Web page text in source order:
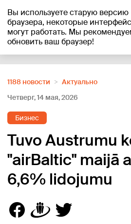
Вы используете старую версию
браузера, некоторые
могут работать. Мы
обновить ваш браузер!
+20°C
1188 новости
Актуально
Четверг, 14 мая, 2026
Бизнес
Tuvo Austrumu
"airBaltic" maijā
6,6% lidojumu